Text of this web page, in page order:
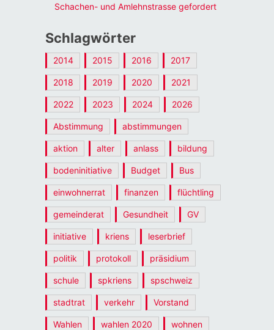
Schachen- und Amlehnstrasse gefordert
Schlagwörter
2014 2015 2016 2017
2018 2019 2020 2021
2022 2023 2024 2026
Abstimmung abstimmungen
aktion alter anlass bildung
bodeninitiative Budget Bus
einwohnerrat finanzen flüchtling
gemeinderat Gesundheit GV
initiative kriens leserbrief
politik protokoll präsidium
schule spkriens spschweiz
stadtrat verkehr Vorstand
Wahlen wahlen 2020 wohnen